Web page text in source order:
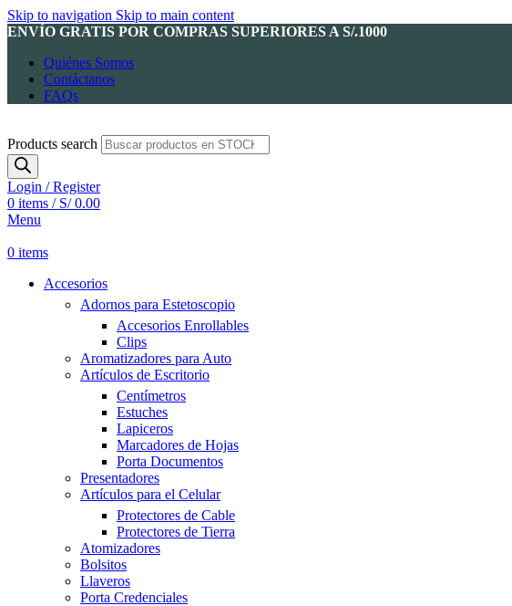
Skip to navigation Skip to main content
ENVÍO GRATIS POR COMPRAS SUPERIORES A S/.1000
Quiénes Somos
Contáctanos
FAQs
Products search
Login / Register
0 items / S/0.00
Menu
0 items
Accesorios
Adornos para Estetoscopio
Accesorios Enrollables
Clips
Aromatizadores para Auto
Artículos de Escritorio
Centímetros
Estuches
Lapiceros
Marcadores de Hojas
Porta Documentos
Presentadores
Artículos para el Celular
Protectores de Cable
Protectores de Tierra
Atomizadores
Bolsitos
Llaveros
Porta Credenciales